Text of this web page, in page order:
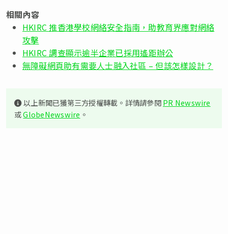
相關內容
HKIRC 推香港學校網絡安全指南，助教育界應對網絡
攻擊
HKIRC 調查顯示逾半企業已採用遙距辦公
無障礙網頁助有需要人士融入社區 – 但該怎樣設計？
以上新聞已獲第三方授權轉載。詳情請參閱PR Newswire
或GlobeNewswire 。